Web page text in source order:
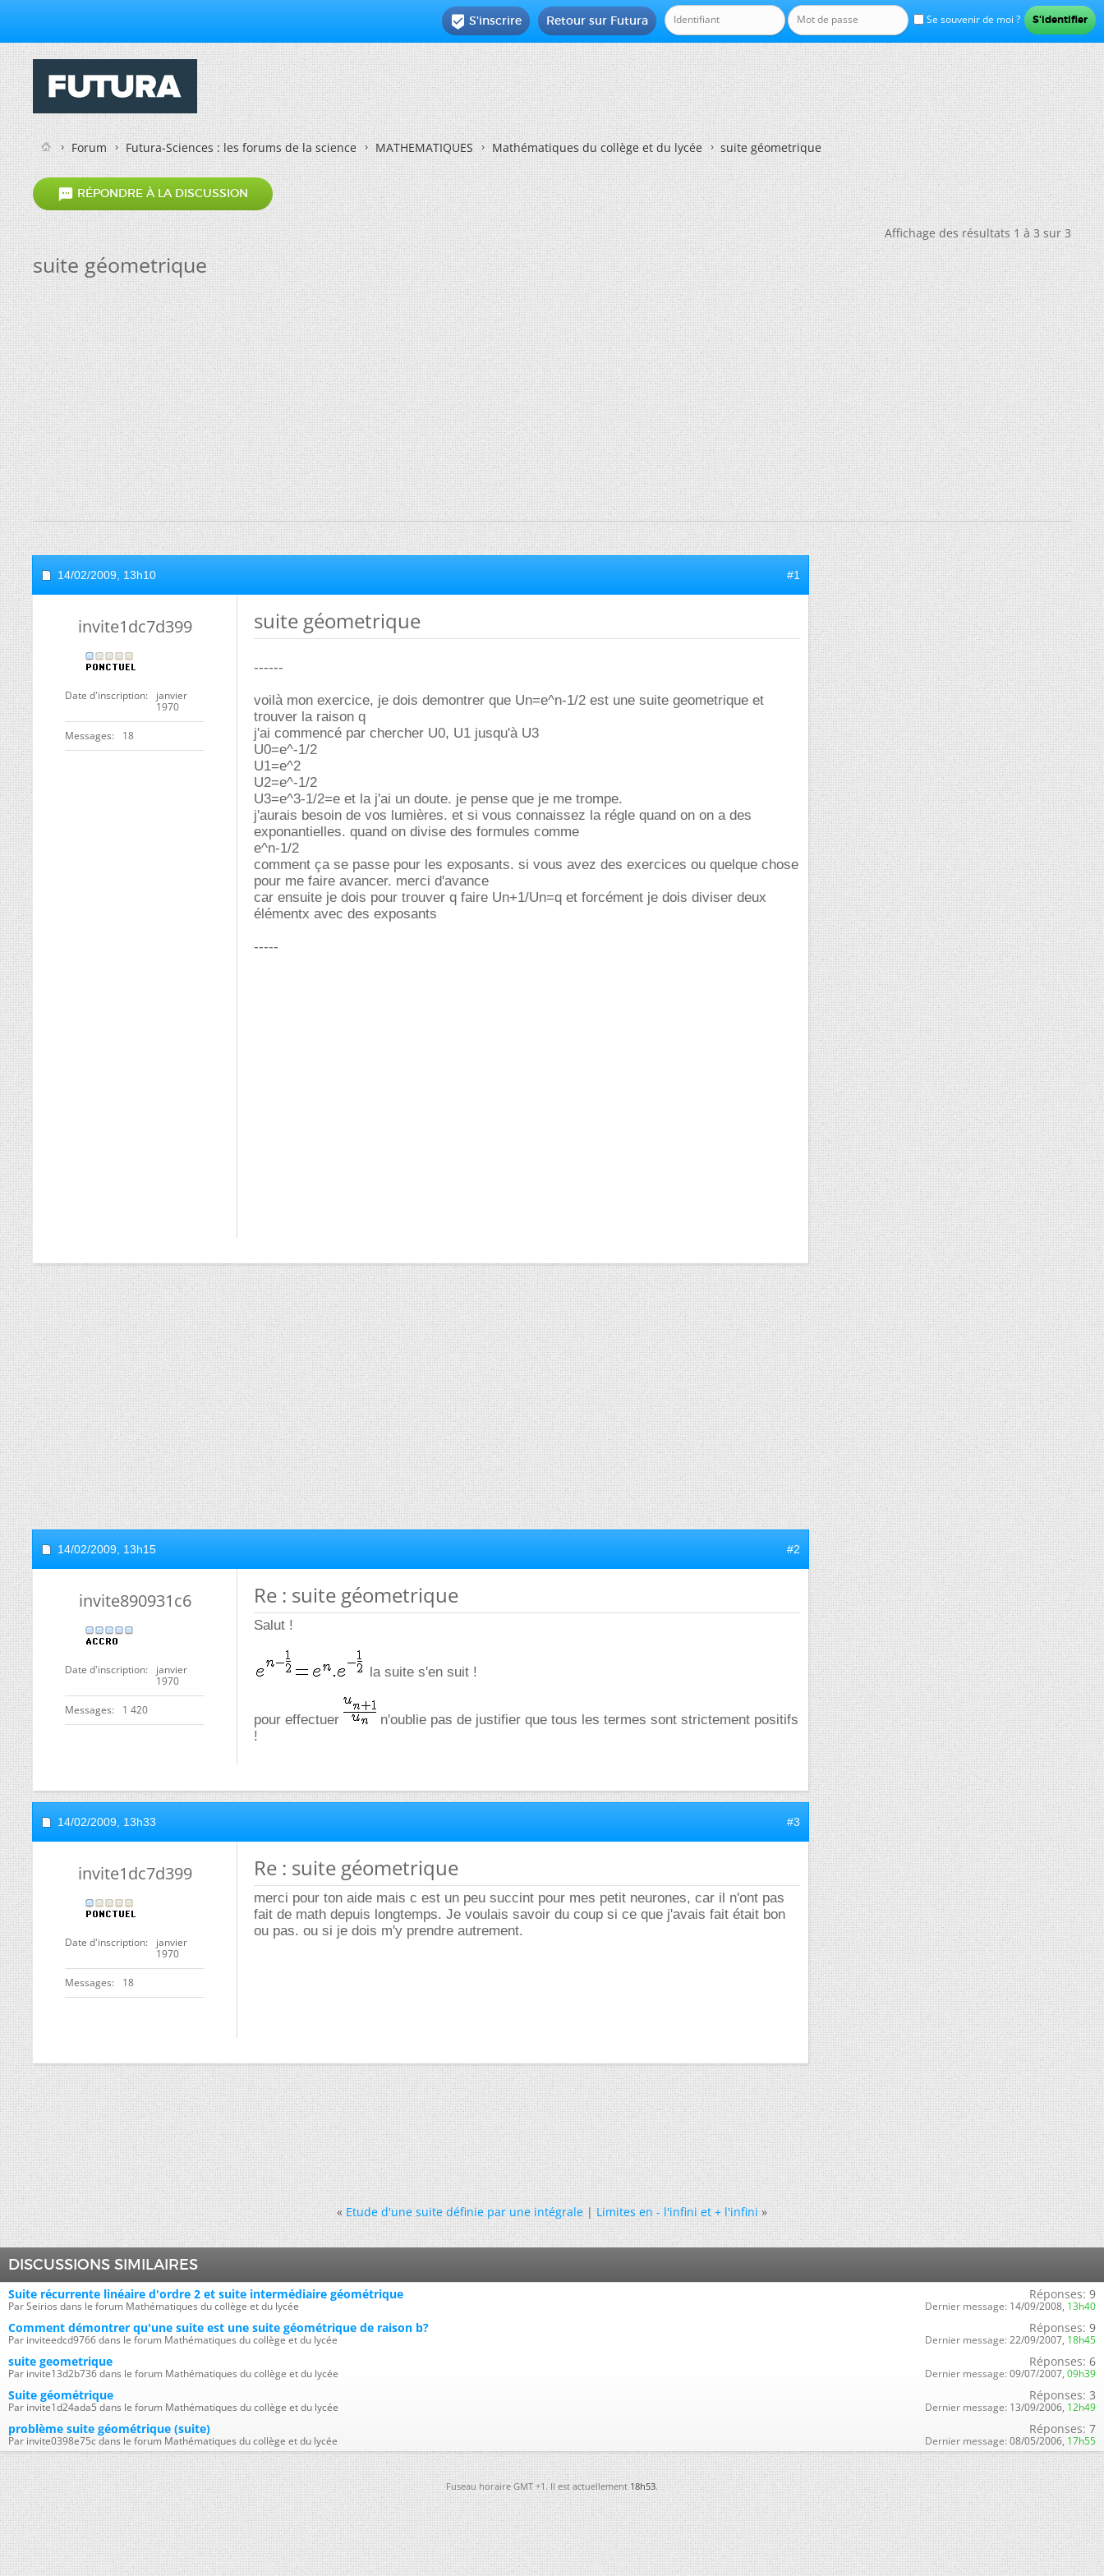
Se souvenir de moi ?
Retour sur Futura
 S'inscrire
Forum Futura-Sciences : les forums de la science MATHEMATIQUES Mathématiques du collège et du lycée suite géometrique
 RÉPONDRE À LA DISCUSSION
Affichage des résultats 1 à 3 sur 3
suite géometrique
14/02/2009, 13h10 #1
invite1dc7d399
Date d'inscription
janvier
1970
Messages 18
suite géometrique
------
voilà mon exercice, je dois demontrer que Un=e^n-1/2 est une suite geometrique et
trouver la raison q
j'ai commencé par chercher U0, U1 jusqu'à U3
U0=e^-1/2
U1=e^2
U2=e^-1/2
U3=e^3-1/2=e et la j'ai un doute. je pense que je me trompe.
j'aurais besoin de vos lumières. et si vous connaissez la régle quand on on a des
exponantielles. quand on divise des formules comme
e^n-1/2
comment ça se passe pour les exposants. si vous avez des exercices ou quelque chose
pour me faire avancer. merci d'avance
car ensuite je dois pour trouver q faire Un+1/Un=q et forcément je dois diviser deux
élémentx avec des exposants
-----
14/02/2009, 13h15 #2
invite890931c6
Date d'inscription
janvier
1970
Messages 1 420
Re : suite géometrique
Salut !
la suite s'en suit !
pour effectuer
n'oublie pas de justifier que tous les termes sont strictement positifs
!
14/02/2009, 13h33 #3
invite1dc7d399
Date d'inscription
janvier
1970
Messages 18
Re : suite géometrique
merci pour ton aide mais c est un peu succint pour mes petit neurones, car il n'ont pas
fait de math depuis longtemps. Je voulais savoir du coup si ce que j'avais fait était bon
ou pas. ou si je dois m'y prendre autrement.
« Etude d'une suite définie par une intégrale|Limites en - l'infini et + l'infini »
DISCUSSIONS SIMILAIRES
Suite récurrente linéaire d'ordre 2 et suite intermédiaire géométrique
Par Seirios dans le forum Mathématiques du collège et du lycée
Réponses: 9
Dernier message: 14/09/2008, 13h40
Comment démontrer qu'une suite est une suite géométrique de raison b?
Par inviteedcd9766 dans le forum Mathématiques du collège et du lycée
Réponses: 9
Dernier message: 22/09/2007, 18h45
suite geometrique
Par invite13d2b736 dans le forum Mathématiques du collège et du lycée
Réponses: 6
Dernier message: 09/07/2007, 09h39
Suite géométrique
Par invite1d24ada5 dans le forum Mathématiques du collège et du lycée
Réponses: 3
Dernier message: 13/09/2006, 12h49
problème suite géométrique (suite)
Par invite0398e75c dans le forum Mathématiques du collège et du lycée
Réponses: 7
Dernier message: 08/05/2006, 17h55
Fuseau horaire GMT +1. Il est actuellement18h53.